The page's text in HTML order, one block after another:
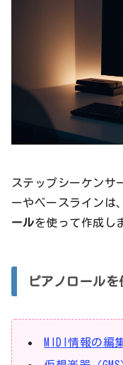
ステップシーケンサ
ーやベースラインは、
ールを使って作成し
ピアノロール
MIDI情報の編